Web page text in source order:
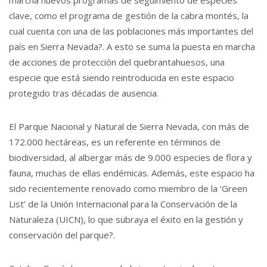
clave, como el programa de gestión de la cabra montés, la
cual cuenta con una de las poblaciones más importantes del
país en Sierra Nevada?. A esto se suma la puesta en marcha
de acciones de protección del quebrantahuesos, una
especie que está siendo reintroducida en este espacio
protegido tras décadas de ausencia.
El Parque Nacional y Natural de Sierra Nevada, con más de
172.000 hectáreas, es un referente en términos de
biodiversidad, al albergar más de 9.000 especies de flora y
fauna, muchas de ellas endémicas. Además, este espacio ha
sido recientemente renovado como miembro de la ‘Green
List’ de la Unión Internacional para la Conservación de la
Naturaleza (UICN), lo que subraya el éxito en la gestión y
conservación del parque?.